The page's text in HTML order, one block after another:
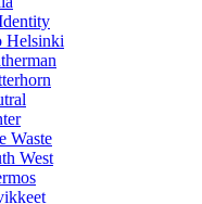
Helsinki
Waste
West